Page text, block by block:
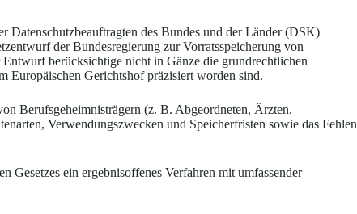
Datenschutzbeauftragten des Bundes und der Länder (DSK)
der Bundesregierung zur Vorratsspeicherung von
berücksichtige nicht in Gänze die grundrechtlichen
Europäischen Gerichtshof präzisiert worden sind.
Berufsgeheimnisträgern (z. B. Abgeordneten, Ärzten,
Verwendungszwecken und Speicherfristen sowie das Fehlen
Gesetzes ein ergebnisoffenes Verfahren mit umfassender